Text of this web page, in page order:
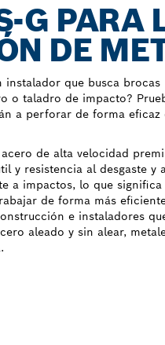
G PARA
DE
que busca brocas
o taladro de impacto?
a perforar de forma eficaz
de alta velocidad
y resistencia al desgaste y
a impactos, lo que significa
de forma más
e instaladores
aleado y sin alear,